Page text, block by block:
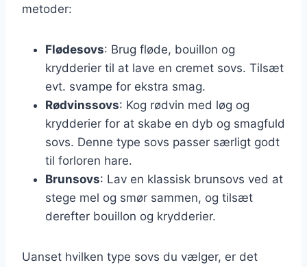
metoder:
Flødesovs: Brug fløde, bouillon og
krydderier til at lave en cremet sovs. Tilsæt
evt. svampe for ekstra smag.
Rødvinssovs: Kog rødvin med løg og
krydderier for at skabe en dyb og smagfuld
sovs. Denne type sovs passer særligt godt
til forloren hare.
Brunsovs: Lav en klassisk brunsovs ved at
stege mel og smør sammen, og tilsæt
derefter bouillon og krydderier.
Uanset hvilken type sovs du vælger, er det